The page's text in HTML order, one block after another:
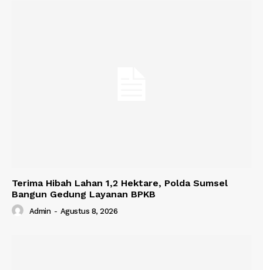
Terima Hibah Lahan 1,2 Hektare, Polda Sumsel
Bangun Gedung Layanan BPKB
Admin - Agustus 8, 2026